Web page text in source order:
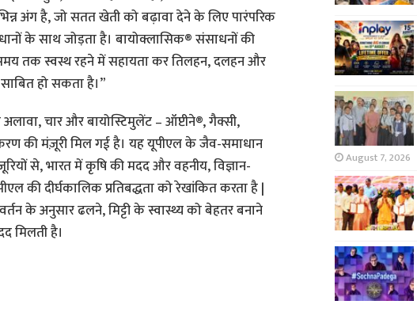
अंग है, जो सतत खेती को बढ़ावा देने के लिए पारंपरिक
के साथ जोड़ता है। बायोक्लासिक® संसाधनों की
तक स्वस्थ रहने में सहायता कर तिलहन, दलहन और
हो सकता है।”
चार और बायोस्टिमुलेंट – ऑप्टीने®, गैक्सी,
की मंज़ूरी मिल गई है। यह यूपीएल के जैव-समाधान
से, भारत में कृषि की मदद और वहनीय, विज्ञान-
की दीर्घकालिक प्रतिबद्धता को रेखांकित करता है |
के अनुसार ढलने, मिट्टी के स्वास्थ्य को बेहतर बनाने
मिलती है।
August 7, 2026